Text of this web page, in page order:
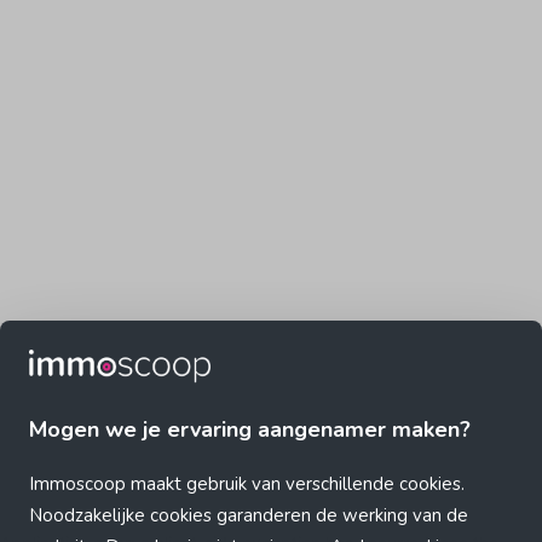
Mogen we je ervaring aangenamer maken?
Immoscoop maakt gebruik van verschillende cookies.
Noodzakelijke cookies garanderen de werking van de